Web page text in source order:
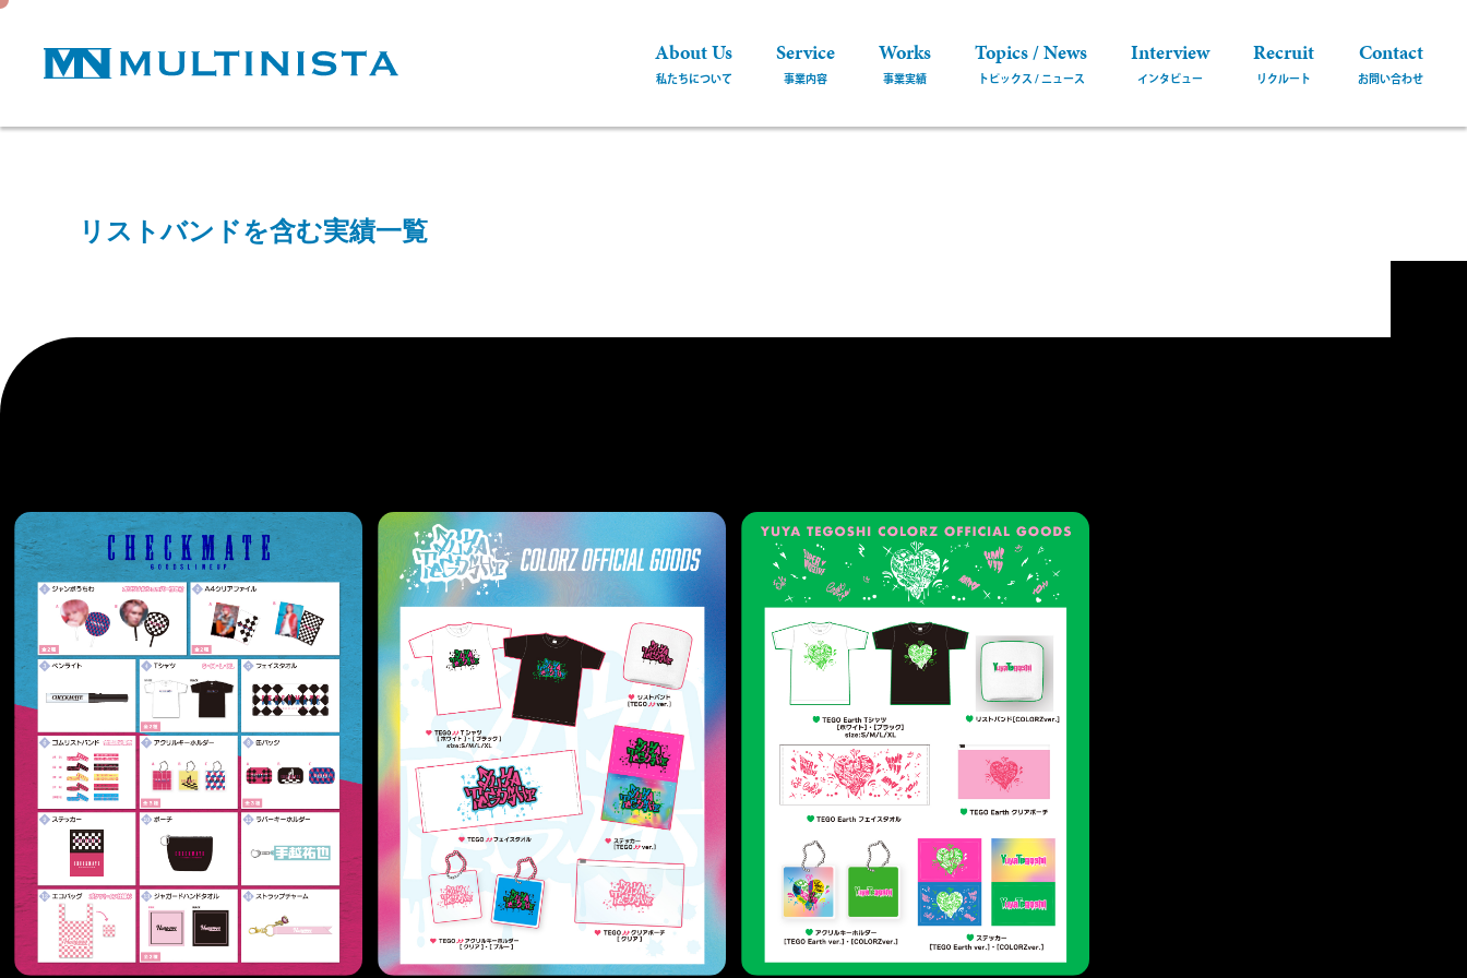
About Us Service Works Topics / News Interview Recruit Contact
リストバンドを含む実績一覧